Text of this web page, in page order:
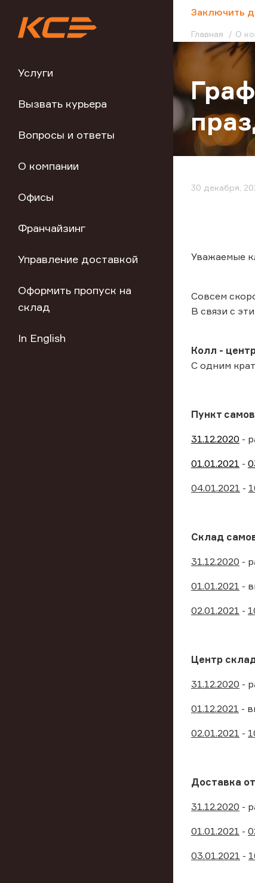
Услуги
Вызвать курьера
Вопросы и ответы
О компании
Офисы
Франчайзинг
Управление доставкой
Оформить пропуск на
склад
In English
Заключить
Главная О
30 декабря,
Уважаемые
Совсем
В связи с
Колл -
C одним
Пункт
31.12.2020 -
01.01.2021 -
04.01.2021 -
Склад
31.12.2020 -
01.01.2021 -
02.01.2021 -
Центр
31.12.2020 -
01.12.2021 -
02.01.2021 -
Доставка
31.12.2020 -
01.01.2021 -
03.01.2021 -